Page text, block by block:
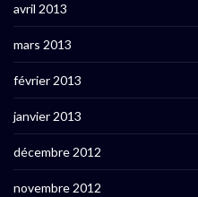
avril 2013
mars 2013
février 2013
janvier 2013
décembre 2012
novembre 2012